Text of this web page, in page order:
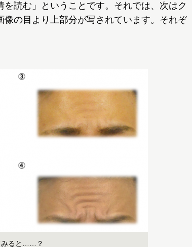
読む」ということです。それでは、次はク
の目より上部分が写されています。それぞ
みると……？